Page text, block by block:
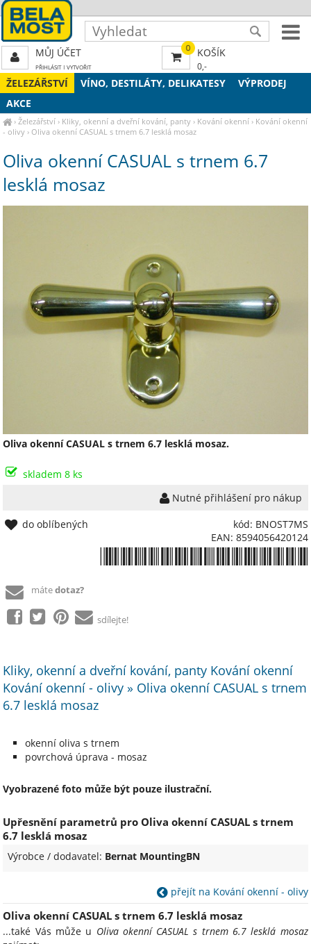
ŽELEZÁŘSTVÍ VÍNO, DESTILÁTY, DELIKATESY
VÝPRODEJ
AKCE
›Železářství › Kliky, okenní a dveřní kování, panty › Kování okenní › Kování okenní
- olivy › Oliva okenní CASUAL s trnem 6.7 lesklá mosaz
Oliva okenní CASUAL s trnem 6.7
lesklá mosaz
Oliva okenní CASUAL s trnem 6.7 lesklá mosaz.
skladem 8 ks
Nutné přihlášení pro nákup
kód: BNOST7MS
EAN: 8594056420124
do oblíbených
mátedotaz?
sdílejte!
Kliky, okenní a dveřní kování, panty Kování okenní
Kování okenní - olivy » Oliva okenní CASUAL s trnem
6.7 lesklá mosaz
okenní oliva s trnem
povrchová úprava - mosaz
Vyobrazené foto může být pouze ilustrační.
Upřesnění parametrů pro Oliva okenní CASUAL s trnem
6.7 lesklá mosaz
Výrobce / dodavatel: Bernat MountingBN
přejít na Kování okenní - olivy
Oliva okenní CASUAL s trnem 6.7 lesklá mosaz
...také Vás může u Oliva okenní CASUAL s trnem 6.7 lesklá mosaz
0 KOŠÍK
0,-
MŮJ ÚČET
PŘIHLÁSIT| VYTVOŘIT